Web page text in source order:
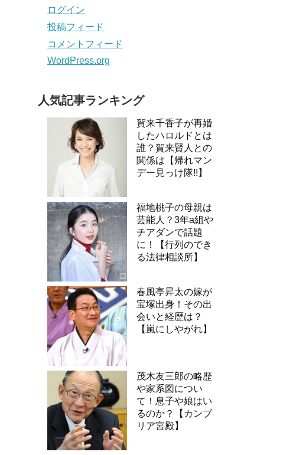
ログイン
投稿フィード
コメントフィード
WordPress.org
人気記事ランキング
賀来千香子が再婚
したハロルドとは
誰？賀来賢人との
関係は【帰れマン
デー見っけ隊!!】
福地桃子の母親は
芸能人？3年a組や
チアダンで話題
に！【行列のでき
る法律相談所】
春風亭昇太の嫁が
宝塚出身！その出
会いと経歴は？
【嵐にしやがれ】
茂木友三郎の略歴
や家系図につい
て！息子や娘はい
るのか？【カンブ
リア宮殿】